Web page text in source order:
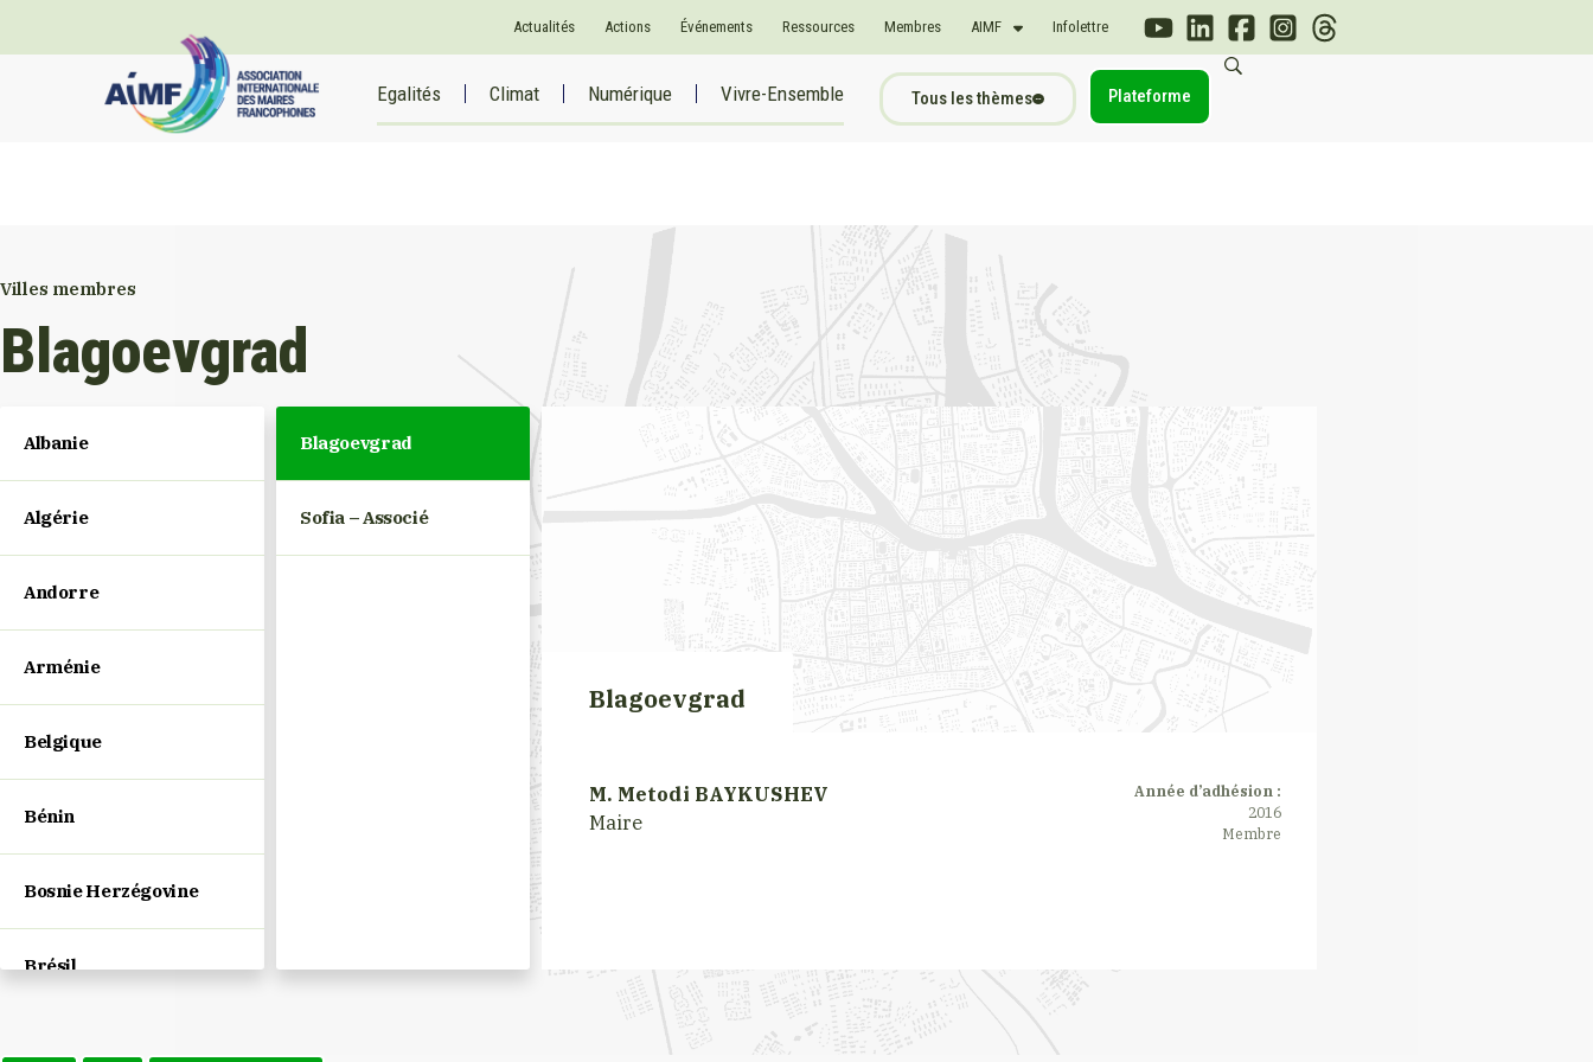
Actualités Actions Événements Ressources Membres AIMF Infolettre
Egalités Climat Numérique Vivre-Ensemble Tous les thèmes Plateforme
Villes membres
Blagoevgrad
Albanie
Algérie
Andorre
Arménie
Belgique
Bénin
Bosnie Herzégovine
Brésil
Blagoevgrad
Sofia – Associé
Blagoevgrad
M. Metodi BAYKUSHEV
Maire
Année d’adhésion :
2016
Membre